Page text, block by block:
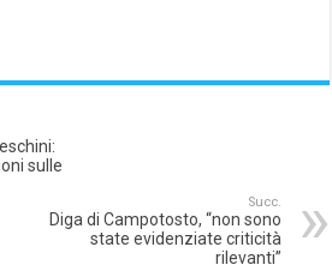
sulle
Succ.
Diga di Campotosto, “non sono
state evidenziate criticità
rilevanti”